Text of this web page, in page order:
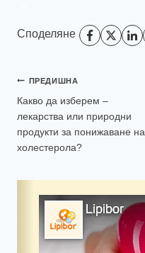
Споделяне
ПРЕДИШНА
Какво да изберем –
лекарства или природни
продукти за понижаване на
холестерола?